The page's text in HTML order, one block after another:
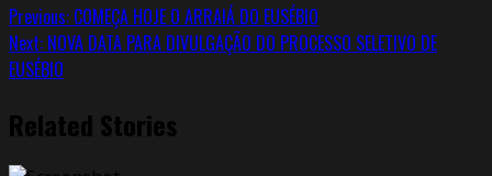
Previous: COMEÇA HOJE O ARRAIÁ DO EUSÉBIO
Next: NOVA DATA PARA DIVULGAÇÃO DO PROCESSO SELETIVO DE
EUSÉBIO
Related Stories